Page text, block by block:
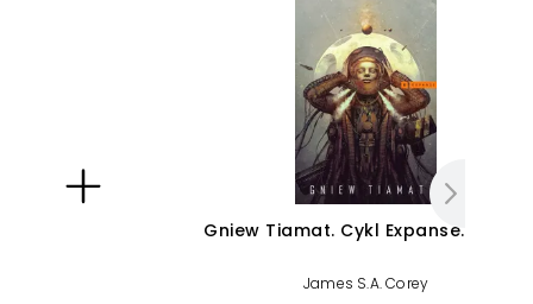
Gniew Tiamat. Cykl Expanse. Tom 8
James S.A. Corey